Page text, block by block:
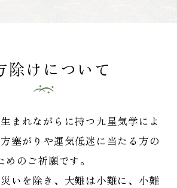
除けについて
まれながらに持つ九星気学によ
塞がりや運気低迷に当たる方の
めのご祈願です。
いを除き、大難は小難に、小難